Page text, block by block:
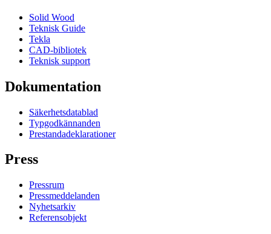
Solid Wood
Teknisk Guide
Tekla
CAD-bibliotek
Teknisk support
Dokumentation
Säkerhetsdatablad
Typgodkännanden
Prestandadeklarationer
Press
Pressrum
Pressmeddelanden
Nyhetsarkiv
Referensobjekt